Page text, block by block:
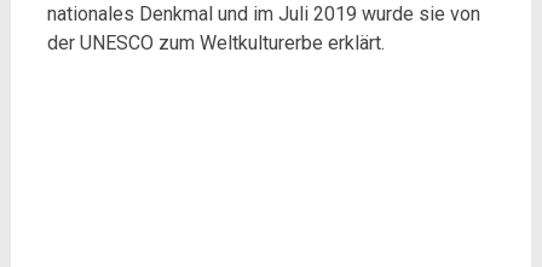
nationales Denkmal und im Juli 2019 wurde sie von
der UNESCO zum Weltkulturerbe erklärt.